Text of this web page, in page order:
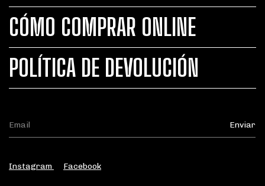
CÓMO COMPRAR ONLINE
POLÍTICA DE DEVOLUCIÓN
Instagram Facebook